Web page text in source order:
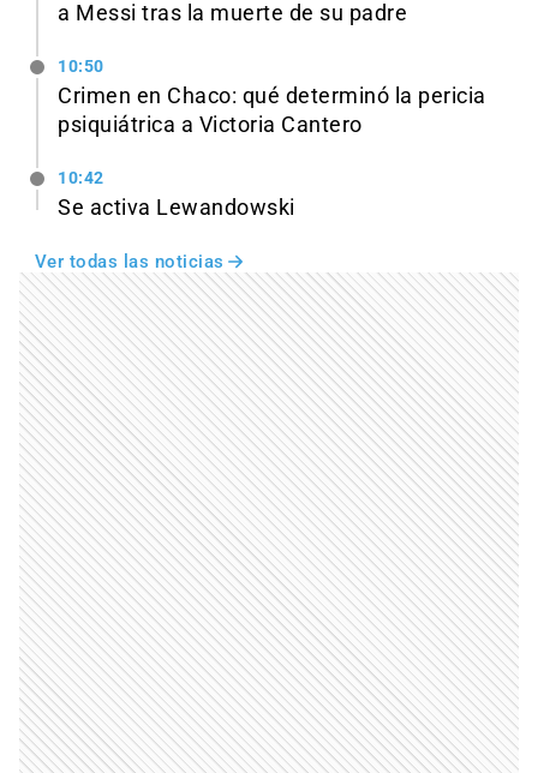
a Messi tras la muerte de su padre
10:50
Crimen en Chaco: qué determinó la pericia
psiquiátrica a Victoria Cantero
10:42
Se activa Lewandowski
Ver todas las noticias